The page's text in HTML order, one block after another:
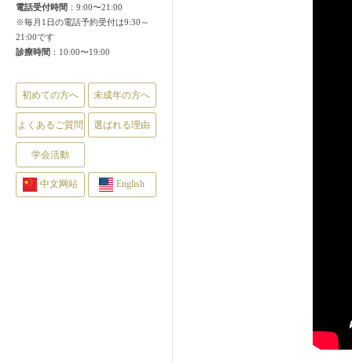
電話受付時間 ：9:00〜21:00
※毎月1日の電話予約受付は9:30～
21:00です
診療時間 ：10:00〜19:00
初めての方へ 未成年の方へ
よくあるご質問 選ばれる理由
学会活動
中文网站 English